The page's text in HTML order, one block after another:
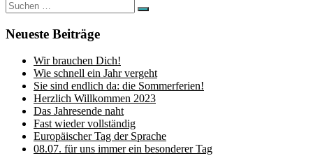
Suchen
nach:
Suchen
Neueste Beiträge
Wir brauchen Dich!
Wie schnell ein Jahr vergeht
Sie sind endlich da: die Sommerferien!
Herzlich Willkommen 2023
Das Jahresende naht
Fast wieder vollständig
Europäischer Tag der Sprache
08.07. für uns immer ein besonderer Tag